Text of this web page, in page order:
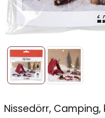
Nissedörr, Camping,